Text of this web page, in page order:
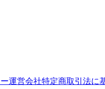
運営会社特定商取引法に